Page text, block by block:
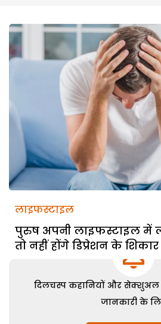
लाइफस्टाइल
पुरुष अपनी लाइफस्टाइल में
तो नहीं होंगे डिप्रेशन के शिकार
दिलचस्प कहानियों और सेक्शुअल
जानकारी के